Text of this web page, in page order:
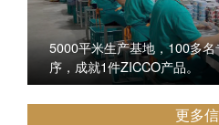
5000平米生产基地，100多
序，成就1件ZICCO产品。
更多